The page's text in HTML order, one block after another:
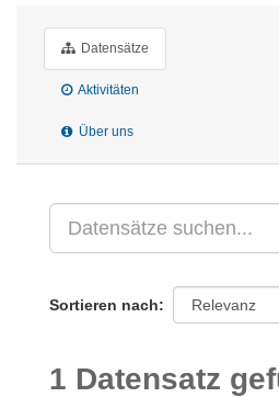
Datensätze
Aktivitäten
Über uns
Sortieren nach
1 Datensatz